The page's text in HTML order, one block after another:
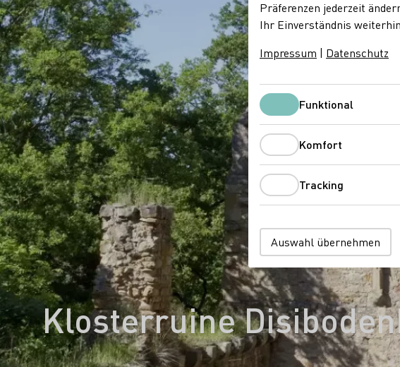
Klosterruine
Präferenzen jederzeit
Ihr Einverständnis
Impressum | Datenschutz
FunktionalFunktional
Komfort
Tracking
Auswahl übernehmen